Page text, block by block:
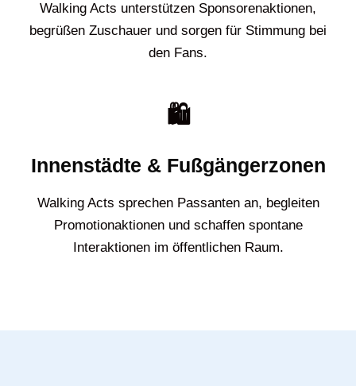
Walking Acts unterstützen Sponsorenaktionen,
begrüßen Zuschauer und sorgen für Stimmung bei
den Fans.
🛍️
Innenstädte & Fußgängerzonen
Walking Acts sprechen Passanten an, begleiten
Promotionaktionen und schaffen spontane
Interaktionen im öffentlichen Raum.